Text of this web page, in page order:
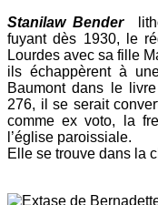
Stanilaw Bender
fuyant dès 1930, le
Lourdes avec sa fille
ils échappèrent à
Baumont dans le
276, il se serait
comme ex voto, la
l’église paroissiale.
Elle se trouve dans la